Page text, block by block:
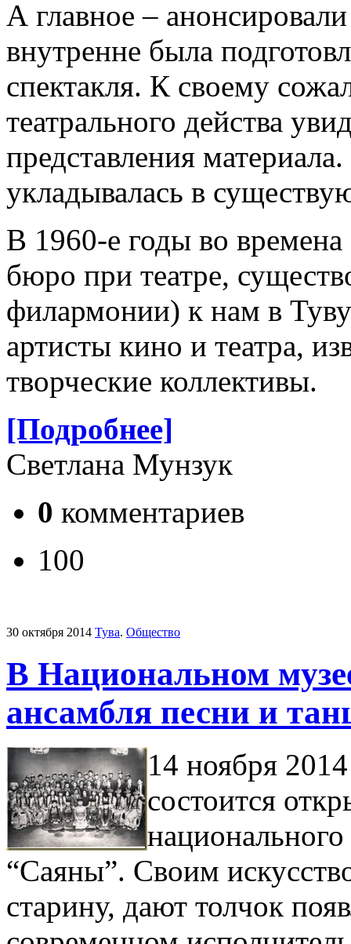
А главное –
внутренне была
спектакля. К своему
театрального действа
представления
укладывалась в
В 1960-е годы во
бюро при театре,
филармонии) к нам в
артисты кино и театра,
творческие коллективы.
[Подробнее]
Светлана Мунзук
0 комментариев
100
30 октября 2014 Тува. Общество
В Национальном
ансамбля песни и
14 ноября
состоится
“Саяны”. Своим
старину, дают толчок